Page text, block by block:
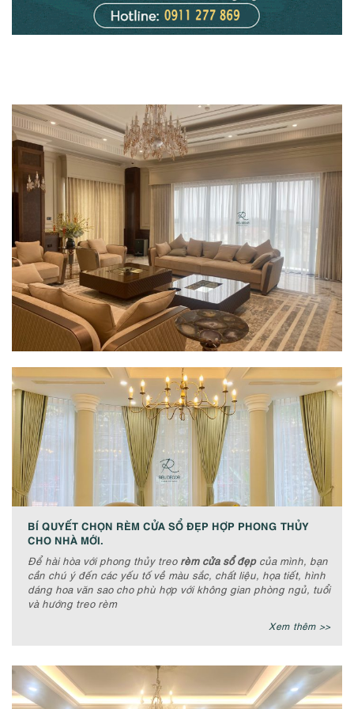
BÍ QUYẾT CHỌN RÈM CỬA SỔ ĐẸP HỢP PHONG THỦY
CHO NHÀ MỚI.
Để hài hòa với phong thủy treo rèm cửa sổ đẹpcủa mình, bạn
cần chú ý đến các yếu tố về màu sắc, chất liệu, họa tiết, hình
dáng hoa văn sao cho phù hợp với không gian phòng ngủ, tuổi
và hướng treo rèm
Xem thêm >>